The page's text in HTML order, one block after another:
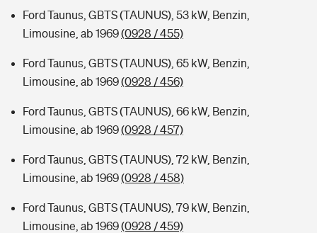
Ford Taunus, GBTS (TAUNUS), 53 kW, Benzin,
Limousine, ab 1969(0928 / 455)
Ford Taunus, GBTS (TAUNUS), 65 kW, Benzin,
Limousine, ab 1969(0928 / 456)
Ford Taunus, GBTS (TAUNUS), 66 kW, Benzin,
Limousine, ab 1969(0928 / 457)
Ford Taunus, GBTS (TAUNUS), 72 kW, Benzin,
Limousine, ab 1969(0928 / 458)
Ford Taunus, GBTS (TAUNUS), 79 kW, Benzin,
Limousine, ab 1969(0928 / 459)